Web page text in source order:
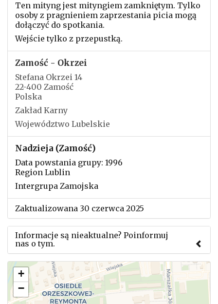
Ten mityng jest mityngiem zamkniętym. Tylko
osoby z pragnieniem zaprzestania picia mogą
dołączyć do spotkania.
Wejście tylko z przepustką.
Zamość - Okrzei
Stefana Okrzei 14
22-400 Zamość
Polska
Zakład Karny
Województwo Lubelskie
Nadzieja (Zamość)
Data powstania grupy: 1996
Region Lublin
Intergrupa Zamojska
Zaktualizowana 30 czerwca 2025
Informacje są nieaktualne? Poinformuj
nas o tym.
Użyj tego formularza aby przesłać informację o
zmianach w powyższym mityngu.
+
−